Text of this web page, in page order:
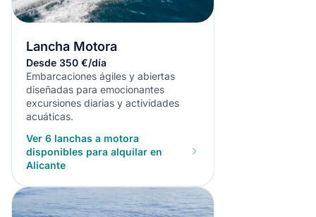
Lancha Motora
Desde 350 €/día
Embarcaciones ágiles y abiertas
diseñadas para emocionantes
excursiones diarias y actividades
acuáticas.
Ver 6 lanchas a motora
disponibles para alquilar en
Alicante